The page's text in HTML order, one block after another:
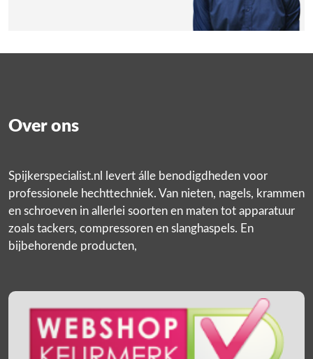
Over ons
Spijkerspecialist.nl levert álle benodigdheden voor
professionele hechttechniek. Van nieten, nagels, krammen
en schroeven in allerlei soorten en maten tot apparatuur
zoals tackers, compressoren en slanghaspels. En
bijbehorende producten,